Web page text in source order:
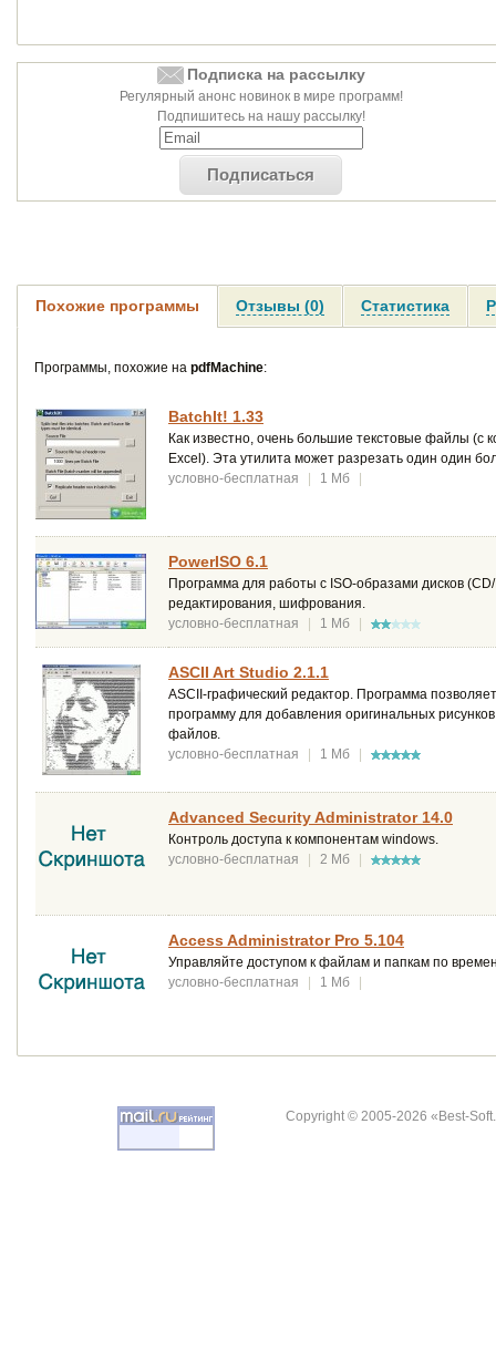
Подписка на рассылку
Регулярный анонс новинок в мире программ!
Подпишитесь на нашу рассылку!
Подписаться
Похожие программы Отзывы (0) Статистика
Программы, похожие на pdfMachine:
BatchIt! 1.33
Как известно, очень большие текстовые файлы (с
Excel). Эта утилита может разрезать один один
условно-бесплатная
| 1 Мб |
PowerISO 6.1
Программа для работы с ISO-образами дисков
редактирования, шифрования.
условно-бесплатная
| 1 Мб |
ASCII Art Studio 2.1.1
ASCII-графический редактор. Программа
программу для добавления оригинальных
файлов.
условно-бесплатная
| 1 Мб |
Advanced Security Administrator 14.0
Контроль доступа к компонентам windows.
условно-бесплатная
| 2 Мб |
Access Administrator Pro 5.104
Управляйте доступом к файлам и папкам по
условно-бесплатная
| 1 Мб |
Copyright © 2005-2026 «Best-